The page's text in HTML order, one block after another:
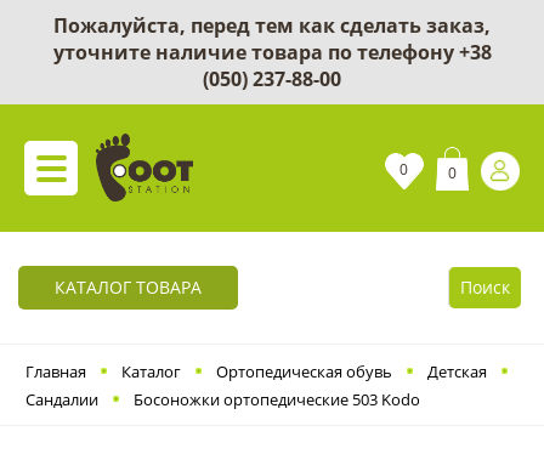
Пожалуйста, перед тем как сделать заказ,
уточните наличие товара по телефону+38
(050) 237-88-00
0 0
КАТАЛОГ ТОВАРА Поиск
Главная Каталог Ортопедическая обувь
Детская
Сандалии
Босоножки ортопедические 503 Kodo